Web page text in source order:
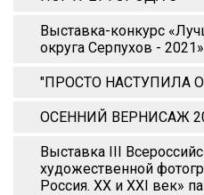
Выставка-конкурс
округа Серпухов - 2021»
"ПРОСТО НАСТУПИЛА
ОСЕННИЙ ВЕРНИСАЖ
Выставка III
художественной
Россия. XX и XХI век»